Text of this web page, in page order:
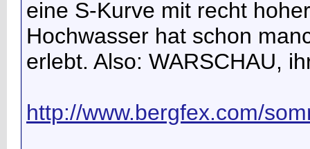
eine S-Kurve mit recht
Hochwasser hat schon
erlebt. Also: WARSCHAU,
http://www.bergfex.com/